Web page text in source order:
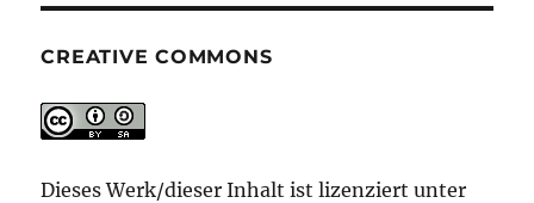
CREATIVE COMMONS
Dieses Werk/dieser Inhalt ist lizenziert unter